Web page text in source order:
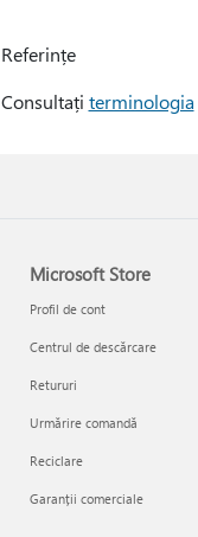
Referințe
Consultați terminologia
Microsoft Store
Profil de cont
Centrul de descărcare
Retururi
Urmărire comandă
Reciclare
Garanții comerciale